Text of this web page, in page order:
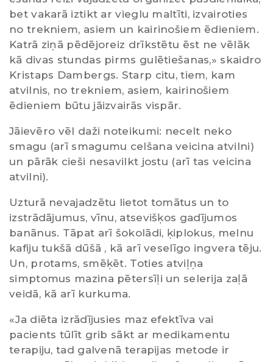
bet vakarā iztikt ar vieglu maltīti, izvairoties
no trekniem, asiem un kairinošiem ēdieniem.
Katrā ziņā pēdējoreiz drīkstētu ēst ne vēlāk
kā divas stundas pirms gulētiešanas,» skaidro
Kristaps Dambergs. Starp citu, tiem, kam
atvilnis, no trekniem, asiem, kairinošiem
ēdieniem būtu jāizvairās vispār.
Jāievēro vēl daži noteikumi: necelt neko
smagu (arī smagumu celšana veicina atvilni)
un pārāk cieši nesavilkt jostu (arī tas veicina
atvilni).
Uzturā nevajadzētu lietot tomātus un to
izstrādājumus, vīnu, atsevišķos gadījumos
banānus. Tāpat arī šokolādi, ķiplokus, melnu
kafiju tukšā dūšā , kā arī veselīgo ingvera tēju.
Un, protams, smēķēt. Toties atviļņa
simptomus mazina pētersīļi un selerija zaļā
veidā, kā arī kurkuma.
«Ja diēta izrādījusies maz efektīva vai
pacients tūlīt grib sākt ar medikamentu
terapiju, tad galvenā terapijas metode ir